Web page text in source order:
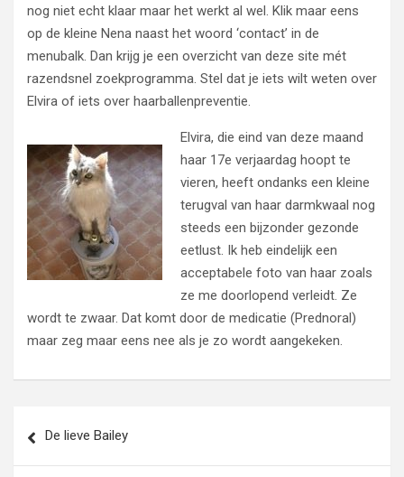
nog niet echt klaar maar het werkt al wel. Klik maar eens
op de kleine Nena naast het woord ‘contact’ in de
menubalk. Dan krijg je een overzicht van deze site mét
razendsnel zoekprogramma. Stel dat je iets wilt weten over
Elvira of iets over haarballenpreventie.
Elvira, die eind van deze maand
haar 17e verjaardag hoopt te
vieren, heeft ondanks een kleine
terugval van haar darmkwaal nog
steeds een bijzonder gezonde
eetlust. Ik heb eindelijk een
acceptabele foto van haar zoals
ze me doorlopend verleidt. Ze
wordt te zwaar. Dat komt door de medicatie (Prednoral)
maar zeg maar eens nee als je zo wordt aangekeken.
navigatie
De lieve Bailey